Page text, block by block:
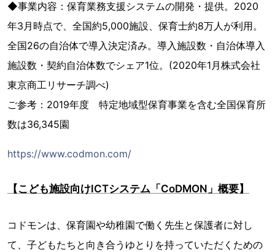
◆事業内容：保育業務支援システムの開発・提供。2020
年3月時点で、全国約5,000施設、保育士約8万人が利用。
全国26の自治体で導入決定済み。導入施設数・自治体導入
施設数・契約自治体数でシェア1位。(2020年1月株式会社
東京商工リサーチ調べ)
ご参考：2019年度 特定地域型保育事業を含む全国保育所
数は36,345園
https://www.codmon.com/
【こども施設向けICTシステム「CoDMON」概要】
コドモンは、保育園や幼稚園で働く先生と保護者に対し
て、子どもたちと向き合うゆとりを持っていただくための